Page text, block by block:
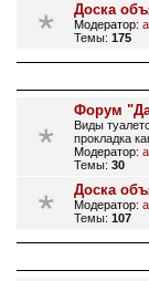
Доска
Модератор:
Темы: 175
Форум
Виды
прокладка
Модератор:
Темы: 30
Доска
Модератор:
Темы: 107